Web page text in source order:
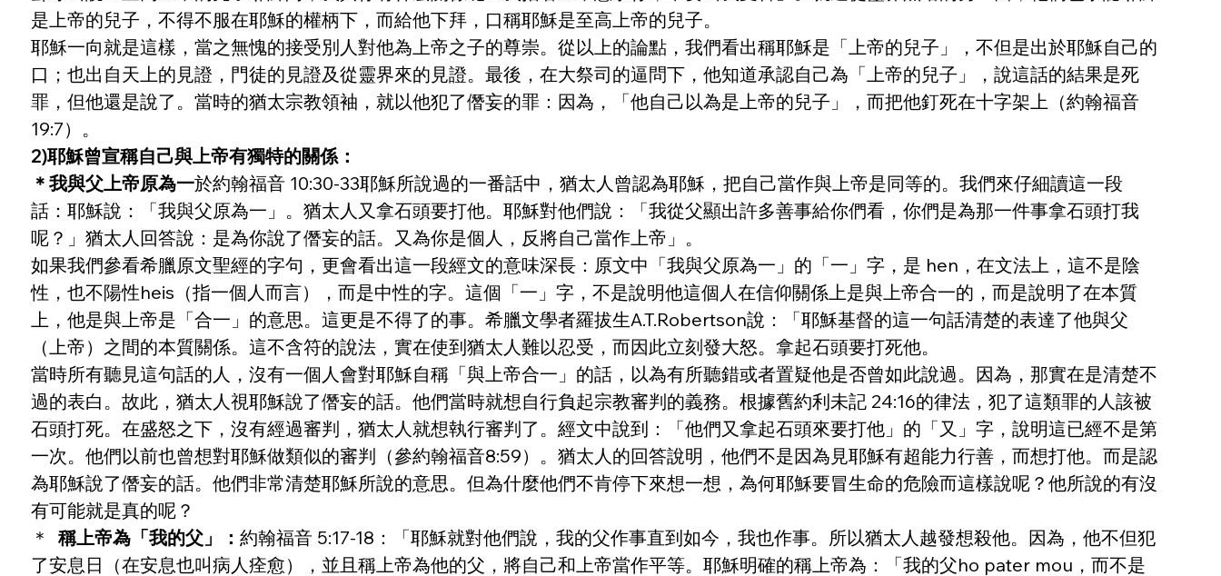
是上帝的兒子，不得不服在耶穌的權柄下，而給他下拜，口稱耶穌是至高上帝的兒子。
耶穌一向就是這樣，當之無愧的接受別人對他為上帝之子的尊崇。從以上的論點，我們看出稱耶穌是「上帝的兒子」，不但是出於耶穌自己的
口；也出自天上的見證，門徒的見證及從靈界來的見證。最後，在大祭司的逼問下，他知道承認自己為「上帝的兒子」，說這話的結果是死
罪，但他還是說了。當時的猶太宗教領袖，就以他犯了僭妄的罪：因為，「他自己以為是上帝的兒子」，而把他釘死在十字架上（約翰福音
19:7）。
2)耶穌曾宣稱自己與上帝有獨特的關係：
＊我與父上帝原為一於約翰福音 10:30-33耶穌所說過的一番話中，猶太人曾認為耶穌，把自己當作與上帝是同等的。我們來仔細讀這一段
話：耶穌說：「我與父原為一」。猶太人又拿石頭要打他。耶穌對他們說：「我從父顯出許多善事給你們看，你們是為那一件事拿石頭打我
呢？」猶太人回答說：是為你說了僭妄的話。又為你是個人，反將自己當作上帝」。
如果我們參看希臘原文聖經的字句，更會看出這一段經文的意味深長：原文中「我與父原為一」的「一」字，是 hen，在文法上，這不是陰
性，也不陽性heis（指一個人而言），而是中性的字。這個「一」字，不是說明他這個人在信仰關係上是與上帝合一的，而是說明了在本質
上，他是與上帝是「合一」的意思。這更是不得了的事。希臘文學者羅拔生A.T.Robertson說：「耶穌基督的這一句話清楚的表達了他與父
（上帝）之間的本質關係。這不含符的說法，實在使到猶太人難以忍受，而因此立刻發大怒。拿起石頭要打死他。
當時所有聽見這句話的人，沒有一個人會對耶穌自稱「與上帝合一」的話，以為有所聽錯或者置疑他是否曾如此說過。因為，那實在是清楚不
過的表白。故此，猶太人視耶穌說了僭妄的話。他們當時就想自行負起宗教審判的義務。根據舊約利未記 24:16的律法，犯了這類罪的人該被
石頭打死。在盛怒之下，沒有經過審判，猶太人就想執行審判了。經文中說到：「他們又拿起石頭來要打他」的「又」字，說明這已經不是第
一次。他們以前也曾想對耶穌做類似的審判（參約翰福音8:59）。猶太人的回答說明，他們不是因為見耶穌有超能力行善，而想打他。而是認
為耶穌說了僭妄的話。他們非常清楚耶穌所說的意思。但為什麼他們不肯停下來想一想，為何耶穌要冒生命的危險而這樣說呢？他所說的有沒
有可能就是真的呢？
＊ 稱上帝為「我的父」：約翰福音 5:17-18：「耶穌就對他們說，我的父作事直到如今，我也作事。所以猶太人越發想殺他。因為，他不但犯
了安息日（在安息也叫病人痊愈），並且稱上帝為他的父，將自己和上帝當作平等。耶穌明確的稱上帝為：「我的父ho pater mou，而不是